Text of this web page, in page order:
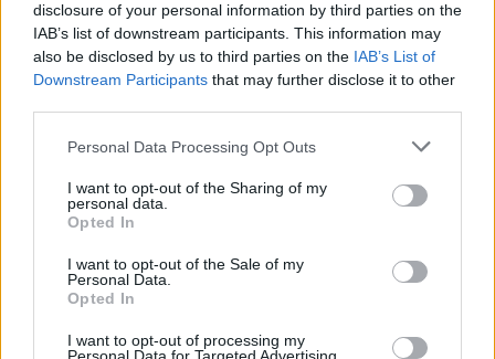
disclosure of your personal information by third parties on the
IAB’s list of downstream participants. This information may
also be disclosed by us to third parties on the IAB’s List of
Downstream Participants that may further disclose it to other
Personal Data Processing Opt Outs
I want to opt-out of the Sharing of my
personal data.
Opted In
I want to opt-out of the Sale of my
Personal Data.
Opted In
I want to opt-out of processing my
Čeští a němečtí ochránci přírody obnoví biodiverzitu
kolem Liberce a Žitavy
2.8.2026 18:32 | LIBEREC (ČTK)
přírody chtějí obnovit
biologickou rozmanitost na
více než 150 hektarech
krajiny v okolí Liberce a německé Žitavy. Na společném
přeshraničním projektu budou spolupracovat tři organizace:
Čmelák – Společnost přátel přírody, Centrum ochrany přírody
Žitavské hory a Mezinárodní centrum setkávání St. Marienthal,
uvedl předseda spolku Čmelák Jan Korytář.
Sklizeň bylinek na Pardubicku je náročná a trvá měsíce